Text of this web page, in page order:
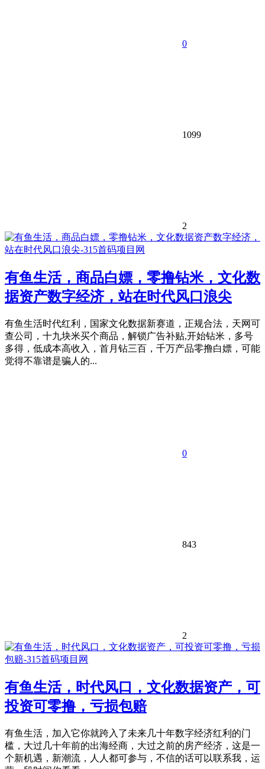
0
1099
2
有鱼生活，商品白嫖，零撸钻米，文化数
据资产数字经济，站在时代风口浪尖
有鱼生活时代红利，国家文化数据新赛道，正规合法，天网可
查公司，十九块米买个商品，解锁广告补贴,开始钻米，多号
多得，低成本高收入，首月钻三百，千万产品零撸白嫖，可能
觉得不靠谱是骗人的...
0
843
2
有鱼生活，时代风口，文化数据资产，可
投资可零撸，亏损包赔
有鱼生活，加入它你就跨入了未来几十年数字经济红利的门
槛，大过几十年前的出海经商，大过之前的房产经济，这是一
个新机遇，新潮流，人人都可参与，不信的话可以联系我，运